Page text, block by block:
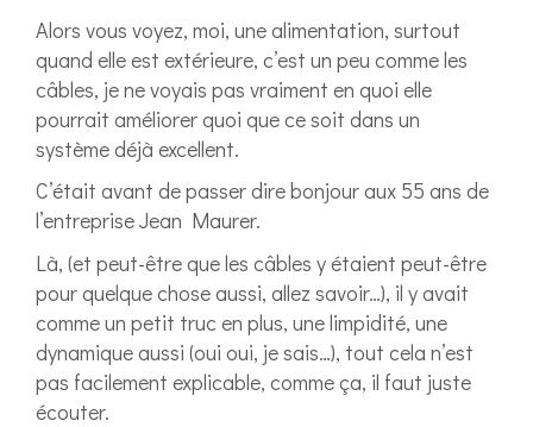
Alors vous voyez, moi, une alimentation, surtout
quand elle est extérieure, c’est un peu comme les
câbles, je ne voyais pas vraiment en quoi elle
pourrait améliorer quoi que ce soit dans un
système déjà excellent.
C’était avant de passer dire bonjour aux 55 ans de
l’entreprise Jean Maurer.
Là, (et peut-être que les câbles y étaient peut-être
pour quelque chose aussi, allez savoir…), il y avait
comme un petit truc en plus, une limpidité, une
dynamique aussi (oui oui, je sais…), tout cela n’est
pas facilement explicable, comme ça, il faut juste
écouter.